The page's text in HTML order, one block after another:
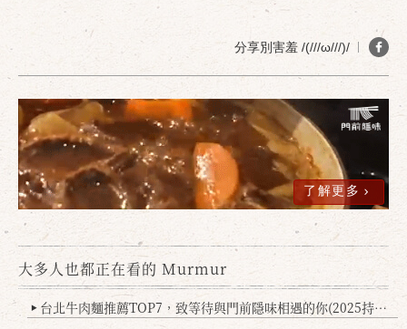
分享別害羞 /(///ω///)/
了解更多
大多人也都正在看的 Murmur
▶ 台北牛肉麵推薦TOP7，致等待與門前隱味相遇的你(2025持續更新